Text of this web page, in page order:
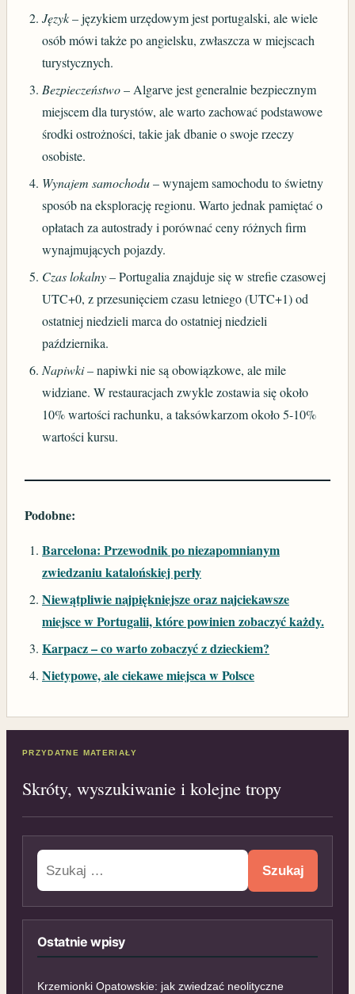
Język– językiem urzędowym jest portugalski, ale wiele
osób mówi także po angielsku, zwłaszcza w miejscach
turystycznych.
Bezpieczeństwo– Algarve jest generalnie bezpiecznym
miejscem dla turystów, ale warto zachować podstawowe
środki ostrożności, takie jak dbanie o swoje rzeczy
osobiste.
Wynajem samochodu– wynajem samochodu to świetny
sposób na eksplorację regionu. Warto jednak pamiętać o
opłatach za autostrady i porównać ceny różnych firm
wynajmujących pojazdy.
Czas lokalny– Portugalia znajduje się w strefie czasowej
UTC+0, z przesunięciem czasu letniego (UTC+1) od
ostatniej niedzieli marca do ostatniej niedzieli
października.
Napiwki– napiwki nie są obowiązkowe, ale mile
widziane. W restauracjach zwykle zostawia się około
10% wartości rachunku, a taksówkarzom około 5-10%
wartości kursu.
Podobne:
Barcelona: Przewodnik po niezapomnianym
zwiedzaniu katalońskiej perły
Niewątpliwie najpiękniejsze oraz najciekawsze
miejsce w Portugalii, które powinien zobaczyć każdy.
Karpacz – co warto zobaczyć z dzieckiem?
Nietypowe, ale ciekawe miejsca w Polsce
PRZYDATNE MATERIAŁY
Skróty, wyszukiwanie i kolejne tropy
Ostatnie wpisy
Krzemionki Opatowskie: jak zwiedzać neolityczne